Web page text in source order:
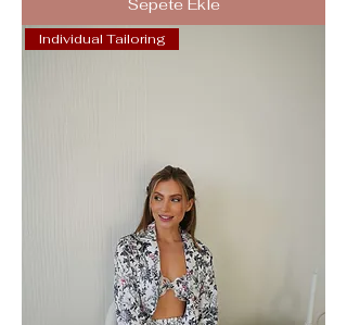
Sepete Ekle
Individual Tailoring